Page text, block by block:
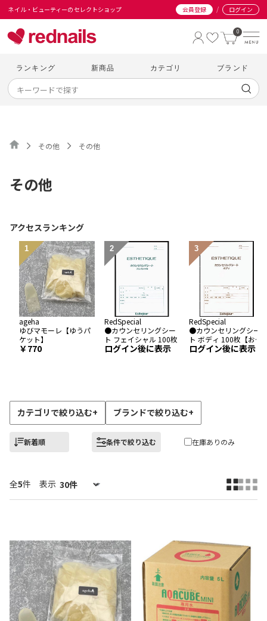
ネイル・ビューティーのセレクトショップ 会員登録 / ログイン
0
ランキング 新商品 カテゴリ ブランド
その他 その他
その他
アクセスランキング
ageha
ゆびマモーレ【ゆうパ
ケット】
770
RedSpecial
●カウンセリングシー
ト フェイシャル 100枚
ログイン後に表示
RedSpecial
●カウンセリングシー
ト ボディ 100枚【お取
り寄せ】
ログイン後に表示
カテゴリで絞り込む+ ブランドで絞り込む+
新着順 条件で絞り込む 在庫ありのみ
全5件 表示